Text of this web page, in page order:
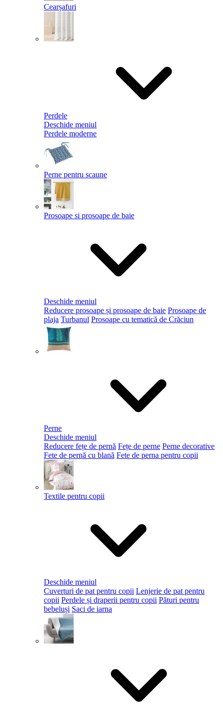
Cearșafuri
Perdele
Deschide meniul
Perdele moderne
Perne pentru scaune
Prosoape si prosoape de baie
Deschide meniul
Reducere prosoape și prosoape de baie Prosoape de
plaja Turbanul Prosoape cu tematică de Crăciun
Perne
Deschide meniul
Reducere fețe de pernă Fețe de perne Perne decorative
Fete de pernă cu blană Fete de perna pentru copii
Textile pentru copii
Deschide meniul
Cuverturi de pat pentru copii Lenjerie de pat pentru
copii Perdele și draperii pentru copii Pături pentru
bebeluși Saci de iarna